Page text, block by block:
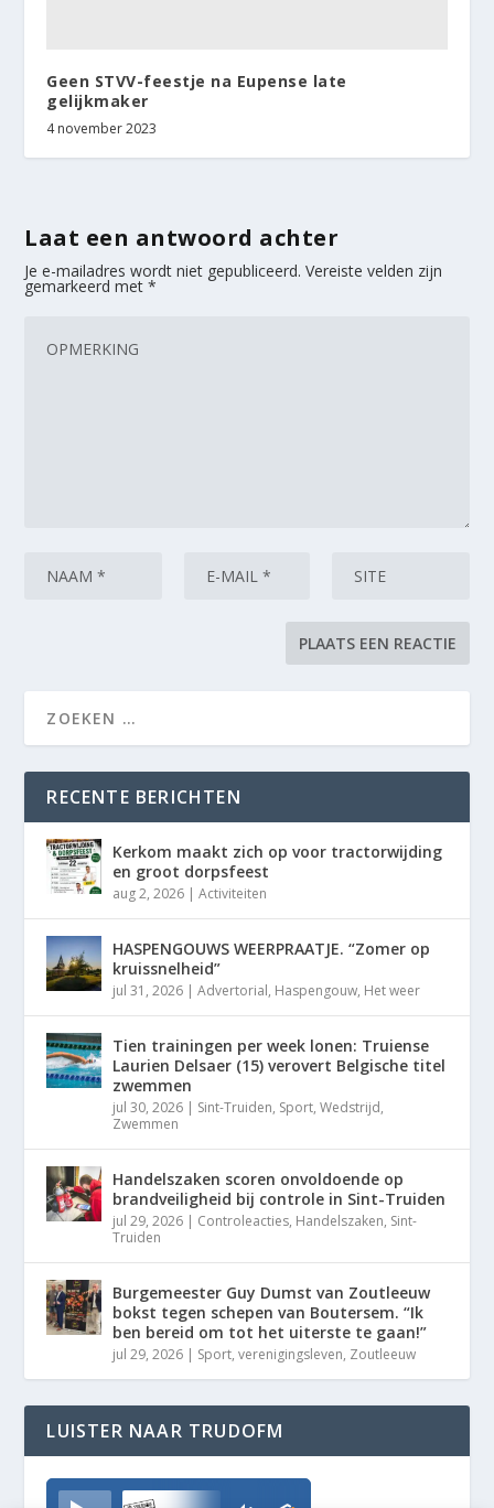
Geen STVV-feestje na Eupense late
gelijkmaker
4 november 2023
Laat een antwoord achter
Je e-mailadres wordt niet gepubliceerd. Vereiste velden zijn
gemarkeerd met*
RECENTE BERICHTEN
Kerkom maakt zich op voor tractorwijding
en groot dorpsfeest
aug 2, 2026 |Activiteiten
HASPENGOUWS WEERPRAATJE. “Zomer op
kruissnelheid”
jul 31, 2026 |Advertorial, Haspengouw, Het weer
Tien trainingen per week lonen: Truiense
Laurien Delsaer (15) verovert Belgische titel
zwemmen
jul 30, 2026 | Sint-Truiden, Sport,Wedstrijd,
Zwemmen
Handelszaken scoren onvoldoende op
brandveiligheid bij controle in Sint-Truiden
jul 29, 2026 | Controleacties, Handelszaken, Sint-
Truiden
Burgemeester Guy Dumst van Zoutleeuw
bokst tegen schepen van Boutersem. “Ik
ben bereid om tot het uiterste te gaan!”
jul 29, 2026 | Sport,verenigingsleven, Zoutleeuw
LUISTER NAAR TRUDOFM
TrudoFM